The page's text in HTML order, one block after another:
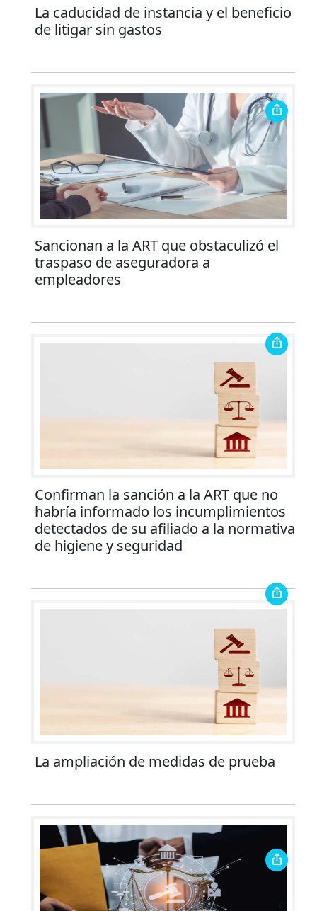
La caducidad de instancia y el beneficio
de litigar sin gastos
Sancionan a la ART que obstaculizó el
traspaso de aseguradora a
empleadores
Confirman la sanción a la ART que no
habría informado los incumplimientos
detectados de su afiliado a la normativa
de higiene y seguridad
La ampliación de medidas de prueba